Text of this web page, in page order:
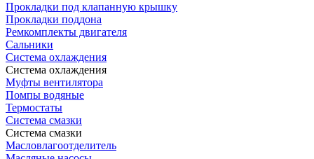
Прокладки под клапанную крышку
Прокладки поддона
Ремкомплекты двигателя
Сальники
Система охлаждения
Система охлаждения
Муфты вентилятора
Помпы водяные
Термостаты
Система смазки
Система смазки
Масловлагоотделитель